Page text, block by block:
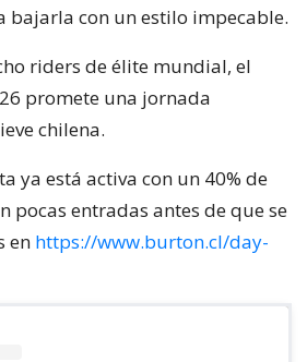
bajarla con un estilo impecable.
riders de élite mundial, el
promete una jornada
chilena.
ya está activa con un 40% de
pocas entradas antes de que se
en https://www.burton.cl/day-